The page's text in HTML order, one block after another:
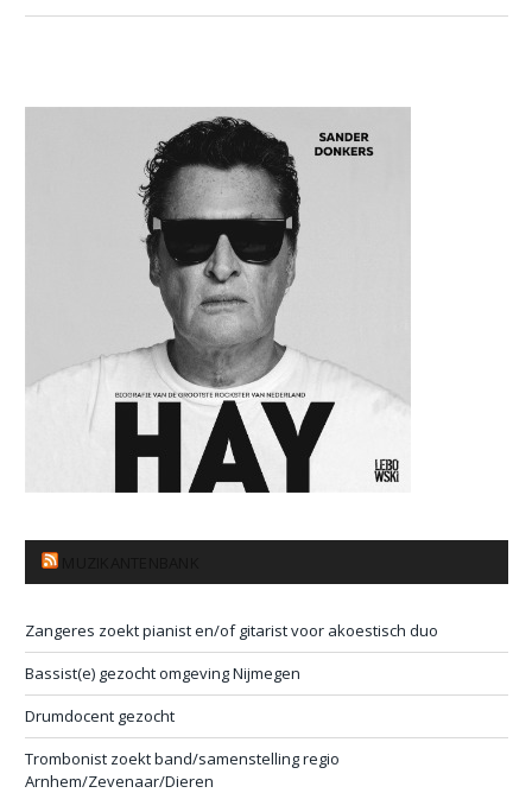
Zangeres zoekt pianist en/of gitarist voor akoestisch duo
Bassist(e) gezocht omgeving Nijmegen
Drumdocent gezocht
Trombonist zoekt band/samenstelling regio
Arnhem/Zevenaar/Dieren